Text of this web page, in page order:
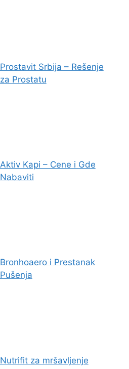
Prostavit Srbija – Rešenje
za Prostatu
Aktiv Kapi – Cene i Gde
Nabaviti
Bronhoaero i Prestanak
Pušenja
Nutrifit za mršavljenje